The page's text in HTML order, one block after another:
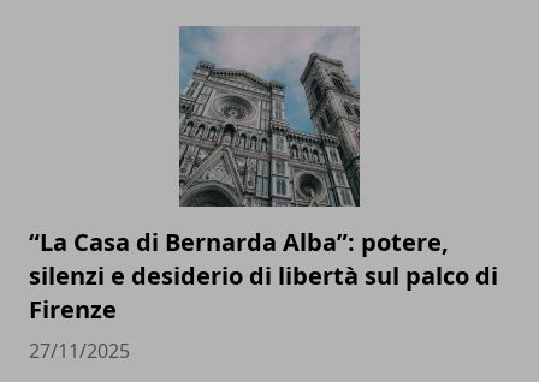
“La Casa di Bernarda Alba”: potere,
silenzi e desiderio di libertà sul palco di
Firenze
27/11/2025